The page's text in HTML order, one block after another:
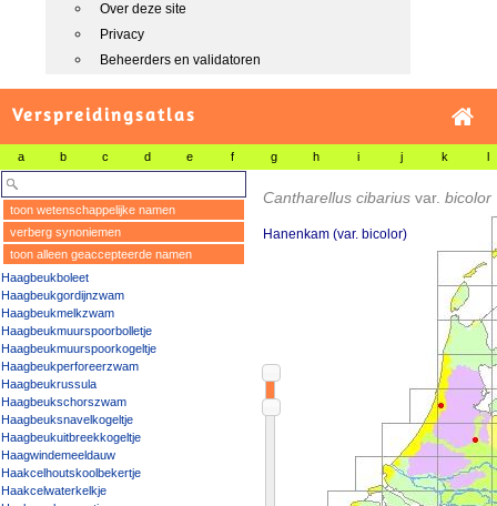
Over deze site
Privacy
Beheerders en validatoren
Verspreidingsatlas
a b c d e f g h i j k l
toon wetenschappelijke namen
verberg synoniemen
toon alleen geaccepteerde namen
Haagbeukboleet
Haagbeukgordijnzwam
Haagbeukmelkzwam
Haagbeukmuurspoorbolletje
Haagbeukmuurspoorkogeltje
Haagbeukperforeerzwam
Haagbeukrussula
Haagbeukschorszwam
Haagbeuksnavelkogeltje
Haagbeukuitbreekkogeltje
Haagwindemeeldauw
Haakcelhoutskoolbekertje
Haakcelwaterkelkje
Cantharellus cibarius var. bicolor
Hanenkam (var. bicolor)